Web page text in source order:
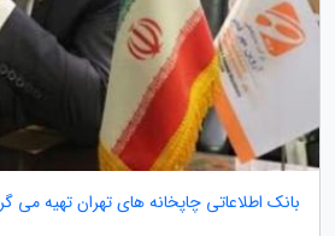
بانک اطلاعاتی چاپخانه های تهران تهیه می